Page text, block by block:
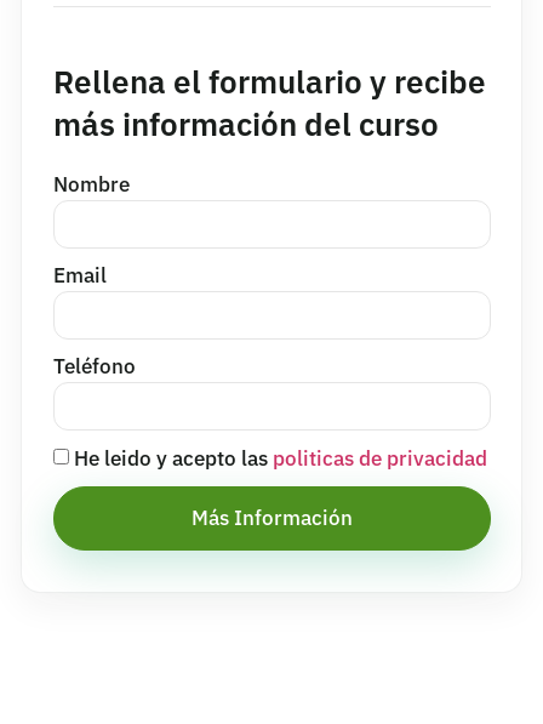
Rellena el formulario y recibe
más información del curso
Nombre
Email
Teléfono
He leido y acepto las politicas de privacidad
Más Información